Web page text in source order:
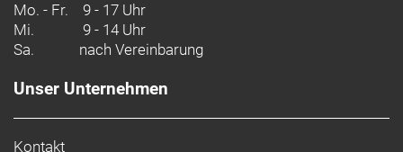
Mo. - Fr. 9 - 17 Uhr
Mi.
9 - 14 Uhr
Sa.
nach Vereinbarung
Unser Unternehmen
Kontakt